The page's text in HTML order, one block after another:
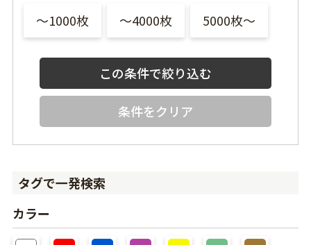
〜1000枚 〜4000枚 5000枚〜
条件をクリア
タグで一発検索
カラー